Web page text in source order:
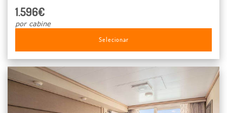
1.596€
por cabine
Selecionar